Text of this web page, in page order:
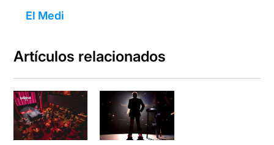
El Medi
Artículos relacionados